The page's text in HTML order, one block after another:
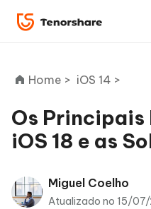
ReiBoot
PDNob
Home > iOS 14 >
Os Principais
iOS 18 e as
Miguel Coelho
Atualizado no 15/